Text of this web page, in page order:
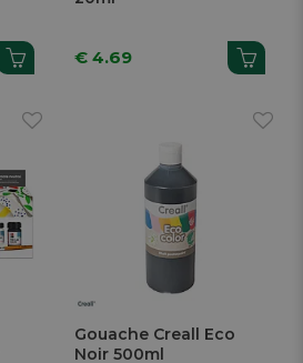
€ 4.69
Gouache Creall Eco
Noir 500ml